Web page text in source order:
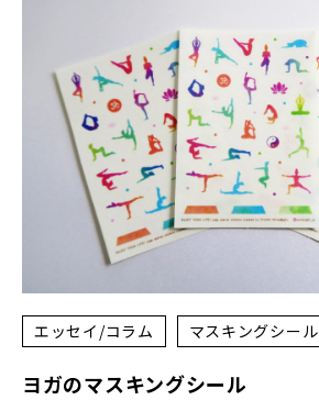
エッセイ/コラム マスキングシール
ヨガのマスキングシール